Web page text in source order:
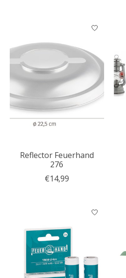
Reflector Feuerhand
276
€14,99